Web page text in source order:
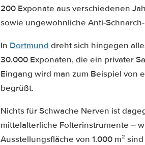
200 Exponate aus verschiedenen
sowie ungewöhnliche Anti-
In Dortmund dreht sich hingegen
30.000 Exponaten, die ein privater
Eingang wird man zum Beispiel von
begrüßt.
Nichts für Schwache Nerven ist
mittelalterliche Folterinstrumente –
Ausstellungsfläche von 1.000 m²